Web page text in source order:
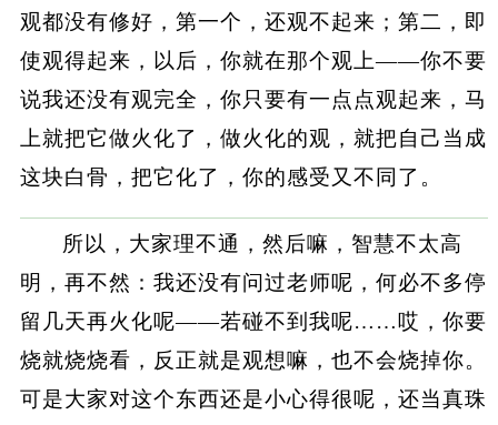
观都没有修好，第一个，还观不起来；第二，即
使观得起来，以后，你就在那个观上——你不要
说我还没有观完全，你只要有一点点观起来，马
上就把它做火化了，做火化的观，就把自己当成
这块白骨，把它化了，你的感受又不同了。
所以，大家理不通，然后嘛，智慧不太高
明，再不然：我还没有问过老师呢，何必不多停
留几天再火化呢——若碰不到我呢……哎，你要
烧就烧烧看，反正就是观想嘛，也不会烧掉你。
可是大家对这个东西还是小心得很呢，还当真珠